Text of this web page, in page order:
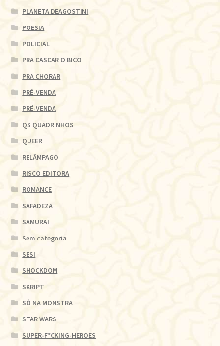
PLANETA DEAGOSTINI
POESIA
POLICIAL
PRA CASCAR O BICO
PRA CHORAR
PRÉ-VENDA
PRÉ-VENDA
QS QUADRINHOS
QUEER
RELÂMPAGO
RISCO EDITORA
ROMANCE
SAFADEZA
SAMURAI
Sem categoria
SESI
SHOCKDOM
SKRIPT
SÓ NA MONSTRA
STAR WARS
SUPER-F*CKING-HEROES